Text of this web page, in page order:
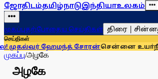
ஜோதிடம்தமிழ்நாடுஇந்தியாஉலகம்
முகப்புதற்போதைய செய்திகள் திரை |
செய்திகள்
ஹேமந்த் சோரன்சென்னை
முகப்பு/அழகே
அழகே